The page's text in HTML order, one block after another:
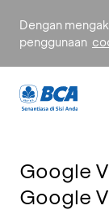
Dengan
penggunaan
Google
Google